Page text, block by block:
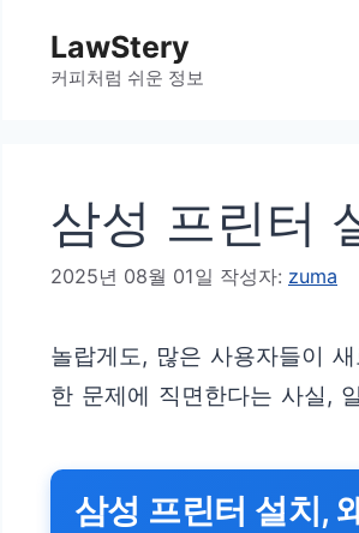
LawStery
커피처럼 쉬운 정보
삼성 프린터
2025년 08월 01일 작성자: zuma
놀랍게도, 많은 사용자들이
한 문제에 직면한다는 사실,
삼성 프린터 설치,